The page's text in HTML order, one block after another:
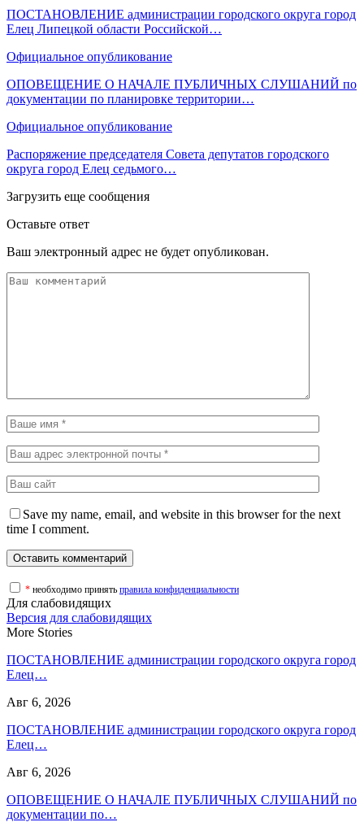
ПОСТАНОВЛЕНИЕ администрации городского округа город
Елец Липецкой области Российской…
Официальное опубликование
ОПОВЕЩЕНИЕ О НАЧАЛЕ ПУБЛИЧНЫХ СЛУШАНИЙ по
документации по планировке территории…
Официальное опубликование
Распоряжение председателя Совета депутатов городского
округа город Елец седьмого…
Загрузить еще сообщения
Оставьте ответ
Ваш электронный адрес не будет опубликован.
Save my name, email, and website in this browser for the next
time I comment.
* необходимо принять правила конфиденциальности
Для слабовидящих
Версия для слабовидящих
More Stories
ПОСТАНОВЛЕНИЕ администрации городского округа город
Елец…
Авг 6, 2026
ПОСТАНОВЛЕНИЕ администрации городского округа город
Елец…
Авг 6, 2026
ОПОВЕЩЕНИЕ О НАЧАЛЕ ПУБЛИЧНЫХ СЛУШАНИЙ по
документации по…